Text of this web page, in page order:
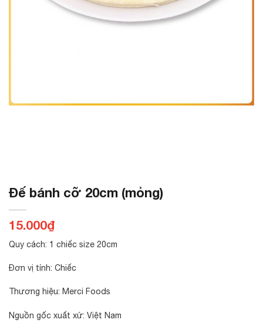
Đế bánh cỡ 20cm (mỏng)
15.000₫
Quy cách: 1 chiếc size 20cm
Đơn vị tính: Chiếc
Thương hiệu: Merci Foods
Nguồn gốc xuất xứ: Việt Nam